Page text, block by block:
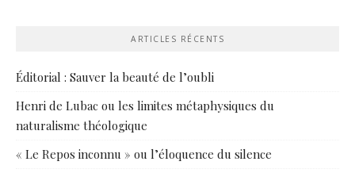
ARTICLES RÉCENTS
Éditorial : Sauver la beauté de l’oubli
Henri de Lubac ou les limites métaphysiques du
naturalisme théologique
« Le Repos inconnu » ou l’éloquence du silence